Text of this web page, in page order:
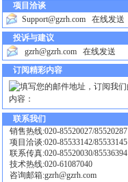
项目洽谈
Support@gzrh.com
在线发送
投诉与建议
gzrh@gzrh.com
在线发送
订阅精彩内容
联系我们
销售热线:020-85520027/85520287
项目洽谈:020-85533142/85533145
联系传真:020-85520030/85536394
技术热线:020-61087040
咨询邮箱:gzrh@gzrh.com